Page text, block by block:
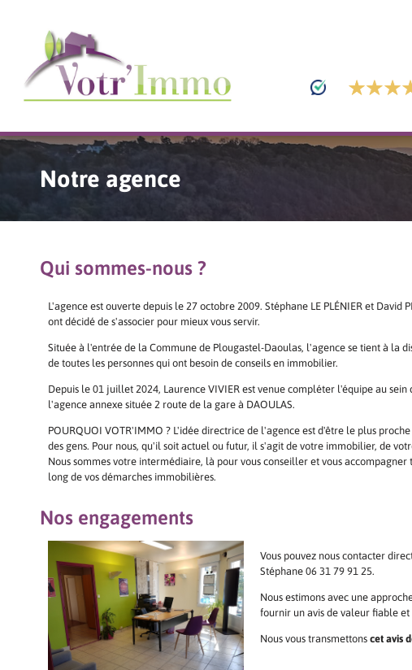
Notre agence
Qui sommes-nous ?
L'agence est ouverte depuis le 27 octobre 2009. Stéphane LE PLÉNIER et David
ont décidé de s'associer pour mieux vous servir.
Située à l'entrée de la Commune de Plougastel-Daoulas, l'agence se tient à la
de toutes les personnes qui ont besoin de conseils en immobilier.
Depuis le 01 juillet 2024, Laurence VIVIER est venue compléter l'équipe au sein
l'agence annexe située 2 route de la gare à DAOULAS.
POURQUOI VOTR'IMMO ? L'idée directrice de l'agence est d'être le plus
des gens. Pour nous, qu'il soit actuel ou futur, il s'agit de votre immobilier, de
Nous sommes votre intermédiaire, là pour vous conseiller et vous accompagner
long de vos démarches immobilières.
Nos engagements
Vous pouvez nous contacter
Stéphane 06 31 79 91 25.
Nous estimons avec une
fournir un avis de valeur fiable et
Nous vous transmettons cet avis